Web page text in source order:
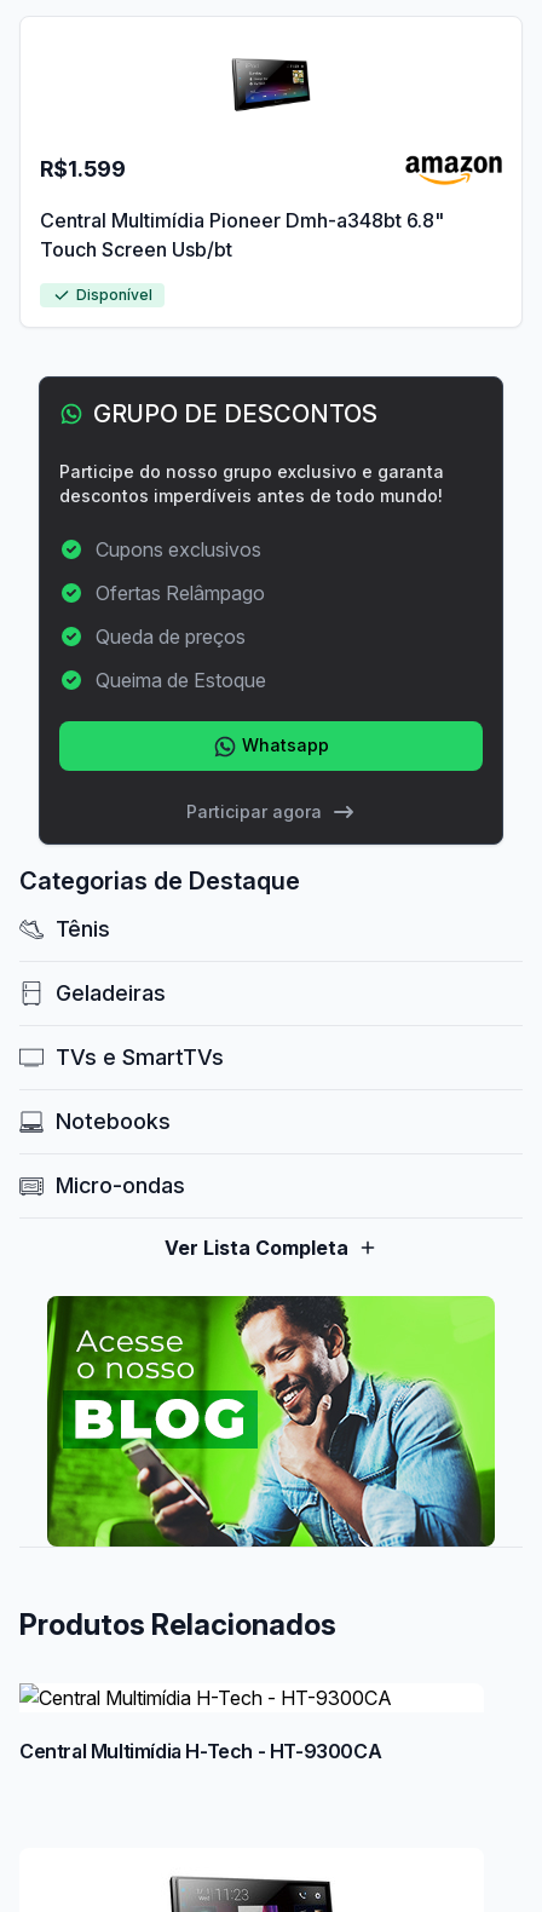
R$1.599
Central Multimídia Pioneer Dmh-a348bt 6.8"
Touch Screen Usb/bt
Disponível
GRUPO DE DESCONTOS
Participe do nosso grupo exclusivo e garanta
descontos imperdíveis antes de todo mundo!
Cupons exclusivos
Ofertas Relâmpago
Queda de preços
Queima de Estoque
Whatsapp
Participar agora
Categorias de Destaque
Tênis
Geladeiras
TVs e SmartTVs
Notebooks
Micro-ondas
Ver Lista Completa
Produtos Relacionados
Central Multimídia H-Tech - HT-9300CA